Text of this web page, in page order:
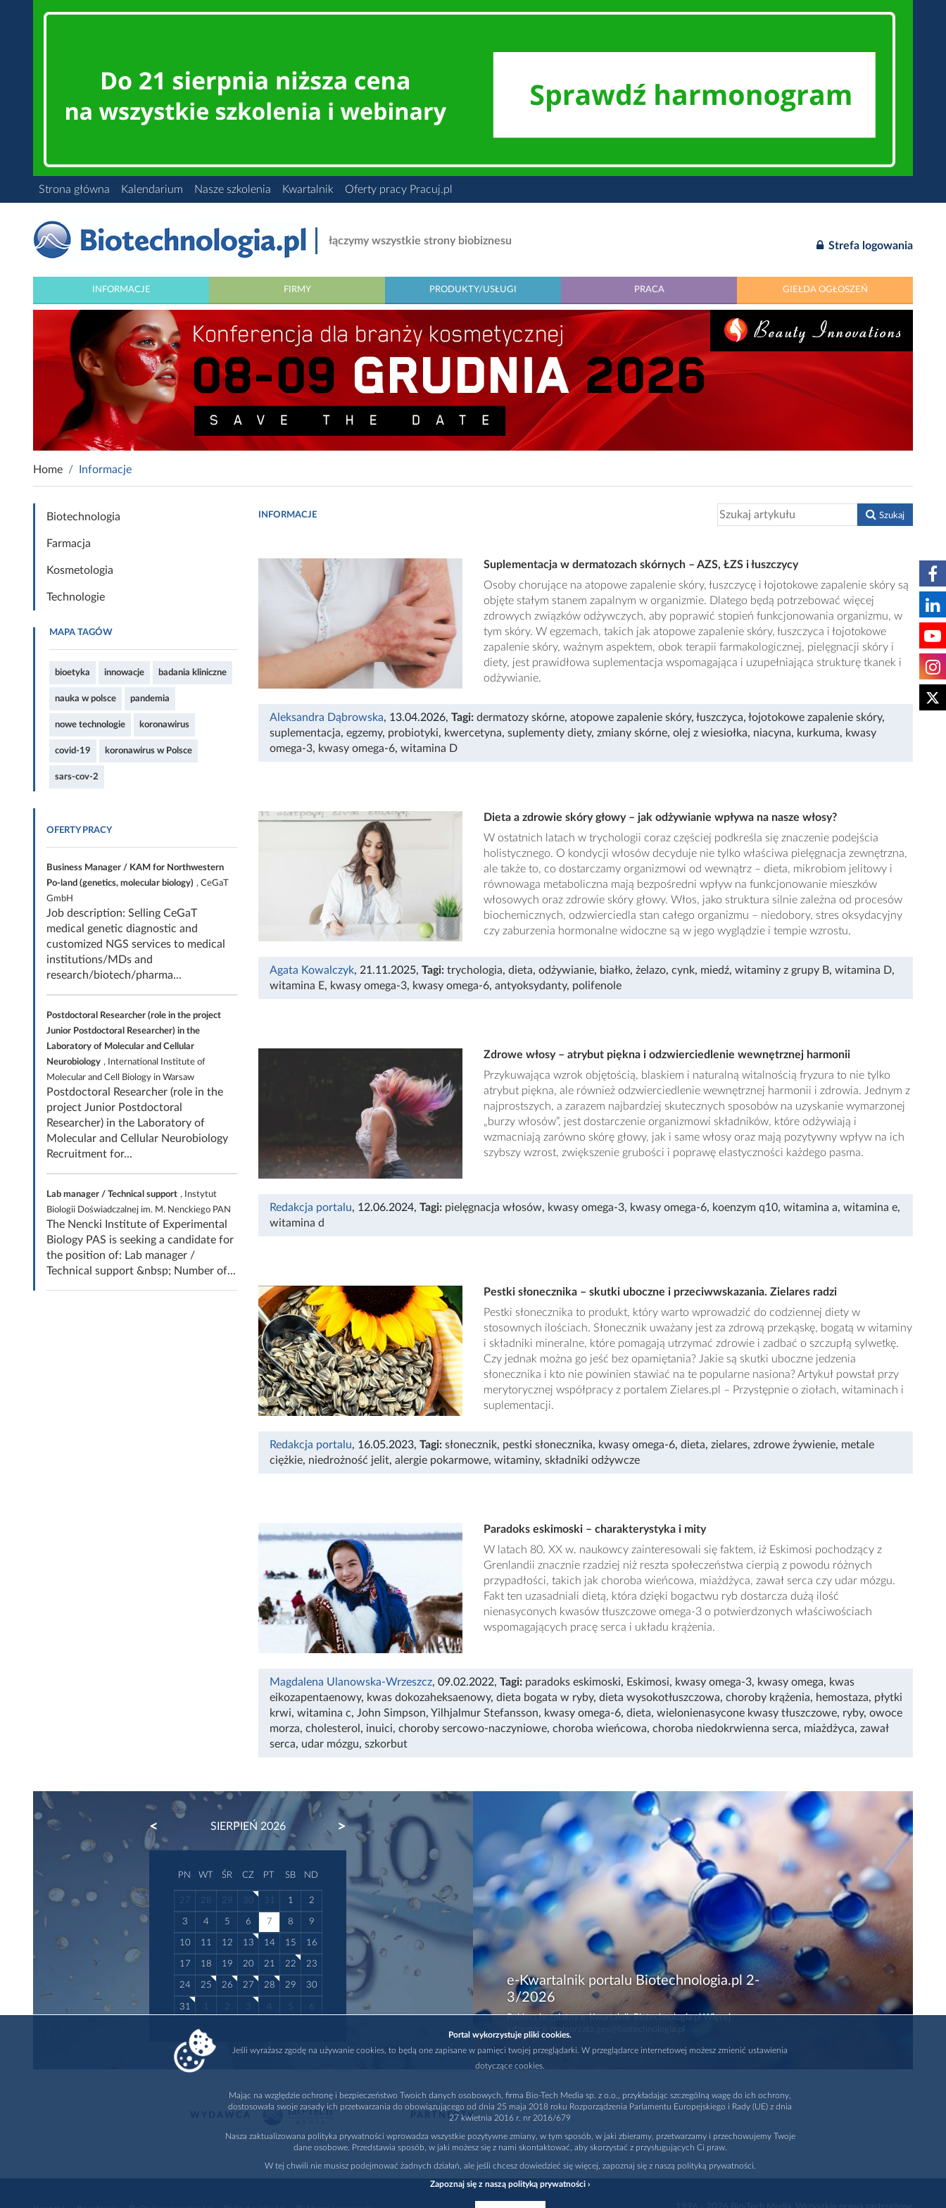
Strona główna Kalendarium Nasze szkolenia Kwartalnik Oferty pracy Pracuj.pl
łączymy wszystkie strony biobiznesu Strefa logowania
INFORMACJE FIRMY PRODUKTY/USŁUGI PRACA GIEŁDA OGŁOSZEŃ
Home Informacje
Biotechnologia
Farmacja
Kosmetologia
Technologie
MAPA TAGÓW
bioetyka innowacje badania kliniczne
nauka w polsce pandemia
nowe technologie koronawirus
covid-19 koronawirus w Polsce
sars-cov-2
OFERTY PRACY
Business Manager / KAM for Northwestern
Po-land (genetics, molecular biology) , CeGaT
GmbH
Job description: Selling CeGaT
medical genetic diagnostic and
customized NGS services to medical
institutions/MDs and
research/biotech/pharma...
Postdoctoral Researcher (role in the project
Junior Postdoctoral Researcher) in the
Laboratory of Molecular and Cellular
Neurobiology , International Institute of
Molecular and Cell Biology in Warsaw
Postdoctoral Researcher (role in the
project Junior Postdoctoral
Researcher) in the Laboratory of
Molecular and Cellular Neurobiology
Recruitment for...
Lab manager / Technical support , Instytut
Biologii Doświadczalnej im. M. Nenckiego PAN
The Nencki Institute of Experimental
Biology PAS is seeking a candidate for
the position of: Lab manager /
Technical support &nbsp; Number of...
INFORMACJE Szukaj
Suplementacja w dermatozach skórnych – AZS, ŁZS i łuszczycy
Osoby chorujące na atopowe zapalenie skóry, łuszczycę i łojotokowe zapalenie skóry są
objęte stałym stanem zapalnym w organizmie. Dlatego będą potrzebować więcej
zdrowych związków odżywczych, aby poprawić stopień funkcjonowania organizmu, w
tym skóry. W egzemach, takich jak atopowe zapalenie skóry, łuszczyca i łojotokowe
zapalenie skóry, ważnym aspektem, obok terapii farmakologicznej, pielęgnacji skóry i
diety, jest prawidłowa suplementacja wspomagająca i uzupełniająca strukturę tkanek i
odżywianie.
Aleksandra Dąbrowska, 13.04.2026, Tagi: dermatozy skórne, atopowe zapalenie skóry, łuszczyca, łojotokowe zapalenie skóry,
suplementacja, egzemy, probiotyki, kwercetyna, suplementy diety, zmiany skórne, olej z wiesiołka, niacyna, kurkuma, kwasy
omega-3, kwasy omega-6, witamina D
Dieta a zdrowie skóry głowy – jak odżywianie wpływa na nasze włosy?
W ostatnich latach w trychologii coraz częściej podkreśla się znaczenie podejścia
holistycznego. O kondycji włosów decyduje nie tylko właściwa pielęgnacja zewnętrzna,
ale także to, co dostarczamy organizmowi od wewnątrz – dieta, mikrobiom jelitowy i
równowaga metaboliczna mają bezpośredni wpływ na funkcjonowanie mieszków
włosowych oraz zdrowie skóry głowy. Włos, jako struktura silnie zależna od procesów
biochemicznych, odzwierciedla stan całego organizmu – niedobory, stres oksydacyjny
czy zaburzenia hormonalne widoczne są w jego wyglądzie i tempie wzrostu.
Agata Kowalczyk, 21.11.2025, Tagi: trychologia, dieta, odżywianie, białko, żelazo, cynk, miedź, witaminy z grupy B, witamina D,
witamina E, kwasy omega-3, kwasy omega-6, antyoksydanty, polifenole
Zdrowe włosy – atrybut piękna i odzwierciedlenie wewnętrznej harmonii
Przykuwająca wzrok objętością, blaskiem i naturalną witalnością fryzura to nie tylko
atrybut piękna, ale również odzwierciedlenie wewnętrznej harmonii i zdrowia. Jednym z
najprostszych, a zarazem najbardziej skutecznych sposobów na uzyskanie wymarzonej
„burzy włosów”, jest dostarczenie organizmowi składników, które odżywiają i
wzmacniają zarówno skórę głowy, jak i same włosy oraz mają pozytywny wpływ na ich
szybszy wzrost, zwiększenie grubości i poprawę elastyczności każdego pasma.
Redakcja portalu, 12.06.2024, Tagi: pielęgnacja włosów, kwasy omega-3, kwasy omega-6, koenzym q10, witamina a, witamina e,
witamina d
Pestki słonecznika – skutki uboczne i przeciwwskazania. Zielares radzi
Pestki słonecznika to produkt, który warto wprowadzić do codziennej diety w
stosownych ilościach. Słonecznik uważany jest za zdrową przekąskę, bogatą w witaminy
i składniki mineralne, które pomagają utrzymać zdrowie i zadbać o szczupłą sylwetkę.
Czy jednak można go jeść bez opamiętania? Jakie są skutki uboczne jedzenia
słonecznika i kto nie powinien stawiać na te popularne nasiona? Artykuł powstał przy
merytorycznej współpracy z portalem Zielares.pl – Przystępnie o ziołach, witaminach i
suplementacji.
Redakcja portalu, 16.05.2023, Tagi: słonecznik, pestki słonecznika, kwasy omega-6, dieta, zielares, zdrowe żywienie, metale
ciężkie, niedrożność jelit, alergie pokarmowe, witaminy, składniki odżywcze
Paradoks eskimoski – charakterystyka i mity
W latach 80. XX w. naukowcy zainteresowali się faktem, iż Eskimosi pochodzący z
Grenlandii znacznie rzadziej niż reszta społeczeństwa cierpią z powodu różnych
przypadłości, takich jak choroba wieńcowa, miażdżyca, zawał serca czy udar mózgu.
Fakt ten uzasadniali dietą, która dzięki bogactwu ryb dostarcza dużą ilość
nienasyconych kwasów tłuszczowe omega-3 o potwierdzonych właściwościach
wspomagających pracę serca i układu krążenia.
Magdalena Ulanowska-Wrzeszcz, 09.02.2022, Tagi: paradoks eskimoski, Eskimosi, kwasy omega-3, kwasy omega, kwas
eikozapentaenowy, kwas dokozaheksaenowy, dieta bogata w ryby, dieta wysokotłuszczowa, choroby krążenia, hemostaza, płytki
krwi, witamina c, John Simpson, Yilhjalmur Stefansson, kwasy omega-6, dieta, wielonienasycone kwasy tłuszczowe, ryby, owoce
morza, cholesterol, inuici, choroby sercowo-naczyniowe, choroba wieńcowa, choroba niedokrwienna serca, miażdżyca, zawał
serca, udar mózgu, szkorbut
SIERPIEŃ 2026
PREVIOUS NEXT
PN WT ŚR CZ PT SB ND
27 28 29 30 31 1 2
3 4 5 6 7 8 9
10 11 12 13 14 15 16
17 18 19 20 21 22 23
24 25 26 27 28 29 30
31 1 2 3 4 5 6
e-Kwartalnik portalu Biotechnologia.pl 2-
3/2026
Pobierz bezpłatny e-Kwartalnik Biotechnologia.pl Więcej
PARTNERZY
Portal wykorzystuje pliki cookies.
Jeśli wyrażasz zgodę na używanie cookies, to będą one zapisane w pamięci twojej przeglądarki. W przeglądarce internetowej możesz zmienić ustawienia
dotyczące cookies.
Mając na względzie ochronę i bezpieczeństwo Twoich danych osobowych, firma Bio-Tech Media sp. z o.o., przykładając szczególną wagę do ich ochrony,
dostosowała swoje zasady ich przetwarzania do obowiązującego od dnia 25 maja 2018 roku Rozporządzenia Parlamentu Europejskiego i Rady (UE) z dnia
27 kwietnia 2016 r. nr 2016/679
Nasza zaktualizowana polityka prywatności wprowadza wszystkie pozytywne zmiany, w tym sposób, w jaki zbieramy, przetwarzamy i przechowujemy Twoje
dane osobowe. Przedstawia sposób, w jaki możesz się z nami skontaktować, aby skorzystać z przysługujących Ci praw.
W tej chwili nie musisz podejmować żadnych działań, ale jeśli chcesz dowiedzieć się więcej, zapoznaj się z naszą polityką prywatności.
Zapoznaj się z naszą polityką prywatności ›